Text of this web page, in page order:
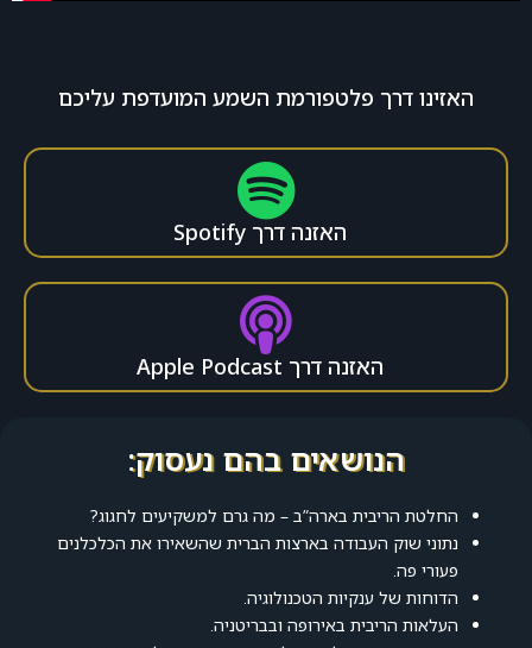
האזינו דרך פלטפורמת השמע המועדפת עליכם
האזנה דרך Spotify
האזנה דרך Apple Podcast
הנושאים בהם נעסוק:
החלטת הריבית בארה”ב – מה גרם למשקיעים לחגוג?
נתוני שוק העבודה בארצות הברית שהשאירו את הכלכלנים
פעורי פה.
הדוחות של ענקיות הטכנולוגיה.
העלאות הריבית באירופה ובבריטניה.